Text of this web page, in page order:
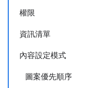
權限
資訊清單
內容設定模式
圖案優先順序